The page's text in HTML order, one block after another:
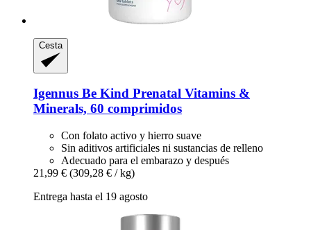
Cesta
Igennus Be Kind Prenatal Vitamins &
Minerals, 60 comprimidos
Con folato activo y hierro suave
Sin aditivos artificiales ni sustancias de relleno
Adecuado para el embarazo y después
21,99 € (309,28 € / kg)
Entrega hasta el 19 agosto